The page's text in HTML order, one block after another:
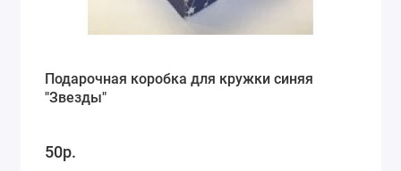
Подарочная коробка для кружки синяя
"Звезды"
50р.